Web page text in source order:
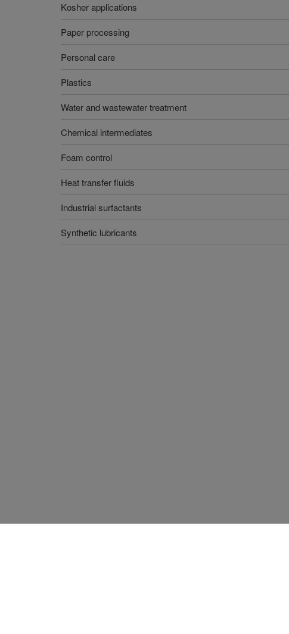
Kosher applications
Paper processing
Personal care
Plastics
Water and wastewater treatment
Chemical intermediates
Foam control
Heat transfer fluids
Industrial surfactants
Synthetic lubricants